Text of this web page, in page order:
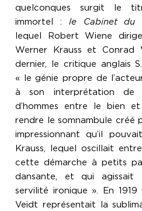
quelconques surgit le
immortel : le Cabinet du
lequel Robert Wiene
Werner Krauss et
dernier, le critique anglais
« le génie propre de
à son interprétation de
d’hommes entre le bien
rendre le somnambule créé
impressionnant qu’il
Krauss, lequel oscillait
cette démarche à petits
dansante, et qui
servilité ironique ». En
Veidt représentait la